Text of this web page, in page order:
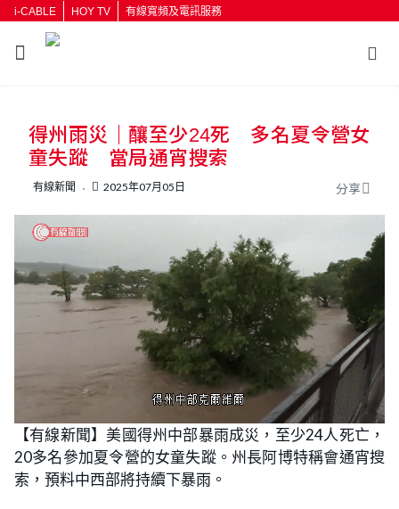
i-CABLE HOY TV 有線寬頻及電訊服務
按輸入鍵開始搜尋
得州雨災｜釀至少24死 多名夏令營女
童失蹤 當局通宵搜索
有線新聞 2025年07月05日 分享
n
m
t
e
o
a
d
e
d
:
3
【有線新聞】美國得州中部暴雨成災，至少24人死亡，
20多名參加夏令營的女童失蹤。州長阿博特稱會通宵搜
索，預料中西部將持續下暴雨。